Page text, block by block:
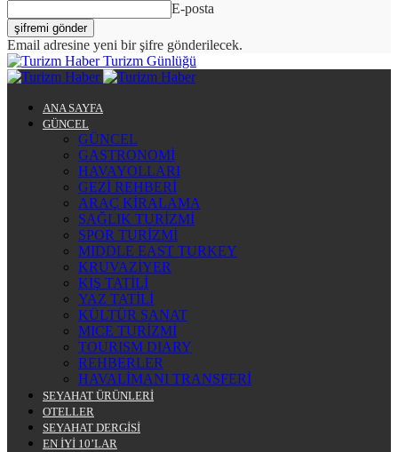
E-posta
Email adresine yeni bir şifre gönderilecek.
Turizm Günlüğü
ANA SAYFA
GÜNCEL
GÜNCEL
GASTRONOMİ
HAVAYOLLARI
GEZİ REHBERİ
ARAÇ KİRALAMA
SAĞLIK TURİZMİ
SPOR TURİZMİ
MIDDLE EAST TURKEY
KRUVAZİYER
KIŞ TATİLİ
YAZ TATİLİ
KÜLTÜR SANAT
MICE TURİZMİ
TOURISM DIARY
REHBERLER
HAVALİMANI TRANSFERİ
SEYAHAT ÜRÜNLERİ
OTELLER
SEYAHAT DERGİSİ
EN İYİ 10’LAR